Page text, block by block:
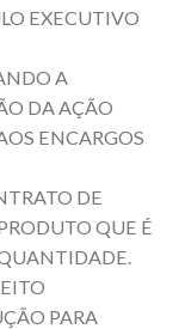
EXECUTIVO
A
DA AÇÃO
ENCARGOS
DE
QUE É
PARA